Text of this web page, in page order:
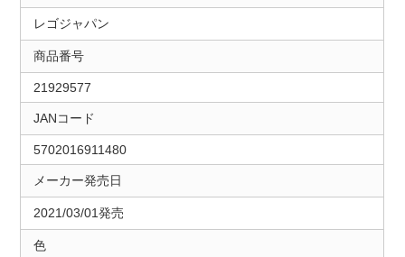
レゴジャパン
商品番号
21929577
JANコード
5702016911480
メーカー発売日
2021/03/01発売
色